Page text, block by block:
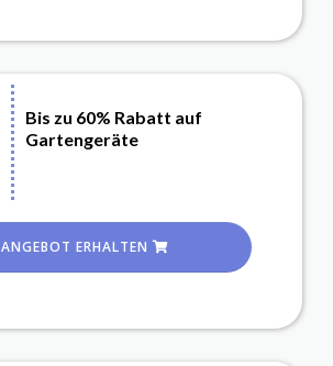
Bis zu 60% Rabatt auf
Gartengeräte
ANGEBOT ERHALTEN